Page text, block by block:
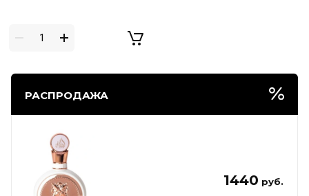
РАСПРОДАЖА
1440 руб.